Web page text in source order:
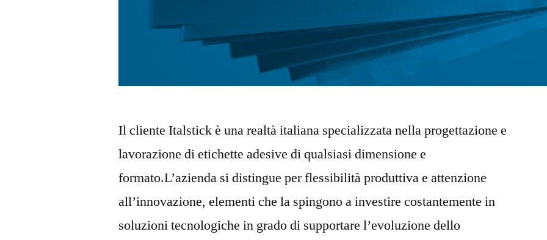
Il cliente Italstick è una realtà italiana specializzata nella progettazione e
lavorazione di etichette adesive di qualsiasi dimensione e
formato.L’azienda si distingue per flessibilità produttiva e attenzione
all’innovazione, elementi che la spingono a investire costantemente in
soluzioni tecnologiche in grado di supportare l’evoluzione dello